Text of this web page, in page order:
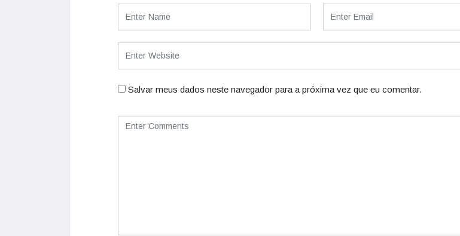
Salvar meus dados neste navegador para a próxima vez que eu comentar.